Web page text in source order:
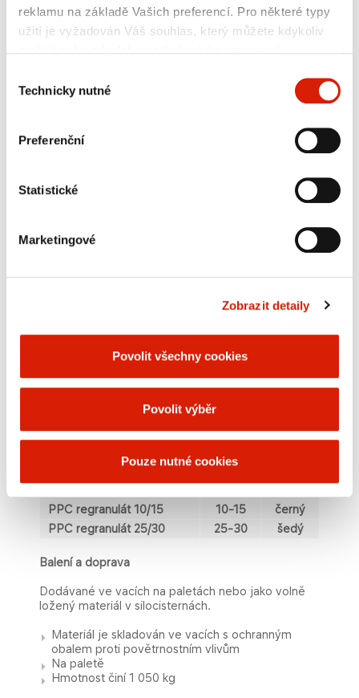
reklamu na základě Vašich preferencí. Pro některé typy
užití je vyžadován Váš souhlas, který můžete kdykoliv
přes sekciZásady ochrany osobních údajů
. Jednotlivé
typy cookies a další informace naleznete níže v tabulce.
V případě nejasností či pro výkon Vašich práv nás
neváhejte kontaktovat nebo využít kontaktní údaje
souhlasu
Technicky nutné
Preferenční
Statistické
Marketingové
Zobrazit detaily
Povolit všechny cookies
Povolit výběr
Pouze nutné cookies
Přehled standardních typů
Barva​
černý​
​HDPE regranulát
​černý
​Typ
​​​Barva
​PPH regranulát 5/10
​5-10
​PPH regranulát 30/40
​30-40 ​černý, bílý
​ITT​
​PPC regranulát 1/2
​1-2
​PPC regranulát 10/15
​10-15
​černý
​PPC regranulát 25/30
​25-30 ​šedý
Balení a doprava
Dodávané ve vacích na paletách nebo jako volně
ložený materiál v silocisternách.
Materiál je skladován ve vacích s ochranným
obalem proti povětrnostním vlivům
Na paletě
Hmotnost činí 1 050 kg